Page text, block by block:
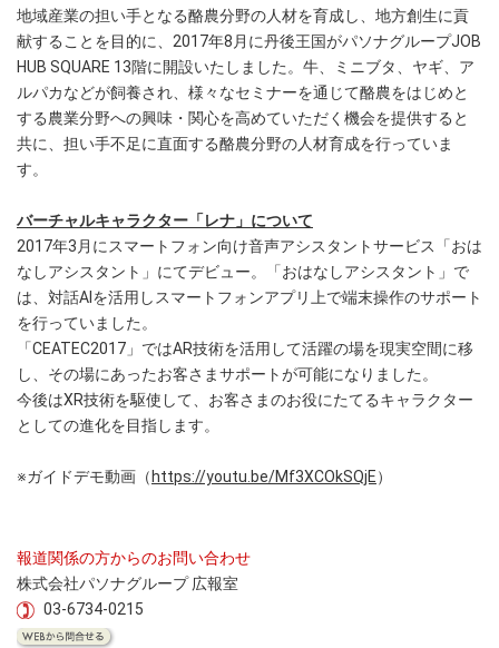
地域産業の担い手となる酪農分野の人材を育成し、地方創生に貢
献することを目的に、2017年8月に丹後王国がパソナグループJOB
HUB SQUARE 13階に開設いたしました。牛、ミニブタ、ヤギ、ア
ルパカなどが飼養され、様々なセミナーを通じて酪農をはじめと
する農業分野への興味・関心を高めていただく機会を提供すると
共に、担い手不足に直面する酪農分野の人材育成を行っていま
す。
バーチャルキャラクター「レナ」について
2017年3月にスマートフォン向け音声アシスタントサービス「おは
なしアシスタント」にてデビュー。「おはなしアシスタント」で
は、対話AIを活用しスマートフォンアプリ上で端末操作のサポート
を行っていました。
「CEATEC2017」ではAR技術を活用して活躍の場を現実空間に移
し、その場にあったお客さまサポートが可能になりました。
今後はXR技術を駆使して、お客さまのお役にたてるキャラクター
としての進化を目指します。
※ガイドデモ動画（ https://youtu.be/Mf3XCOkSQjE）
報道関係の方からのお問い合わせ
株式会社パソナグループ 広報室
03-6734-0215